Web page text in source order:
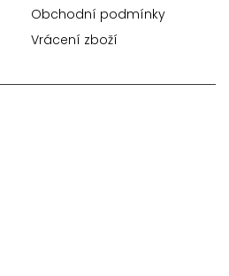
Obchodní podmínky
Vrácení zboží